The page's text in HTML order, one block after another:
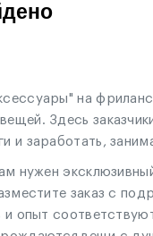
на
Здесь
и заработать,
нужен
заказ с
и опыт